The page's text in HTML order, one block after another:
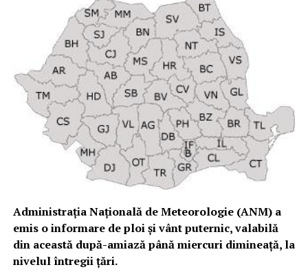
Administraţia Naţională de Meteorologie (ANM) a
emis o informare de ploi şi vânt puternic, valabilă
din această după-amiază până miercuri dimineaţă, la
nivelul întregii ţări.